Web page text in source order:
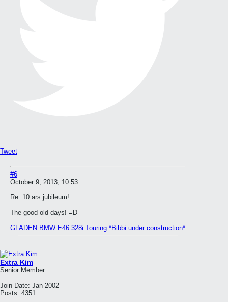
Tweet
#6
October 9, 2013, 10:53
Re: 10 års jubileum!
The good old days! =D
GLADEN BMW E46 328i Touring *Bibbi under construction*
Extra Kim
Senior Member
Join Date: Jan 2002
Posts: 4351